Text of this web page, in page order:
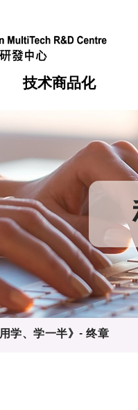
愿景及使命
组织架构
组织架构
董事局
研究顾问
招标通告
供应商登记
技术商品化
可获授权之技术
应用于公共服务之创新
重点项目
资助计划
资助计划
税务优惠
评审
征求研发项目计划书
项目资料库
LSCM 动向
新闻中心
媒体报导
新闻稿
资讯中心
多媒体
会员列表
会员登入
学、学一半》- 终章